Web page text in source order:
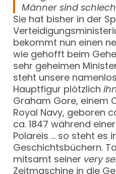
Männer sind
Sie hat bisher in der
bekommt nun einen
wie gehofft beim
sehr geheimen
steht unsere
Hauptfigur plötzlich
Graham Gore, einem
Royal Navy, geboren
ca. 1847 während
Polareis … so steht es
Geschichtsbüchern.
mitsamt seiner very
Zeitmaschine in die